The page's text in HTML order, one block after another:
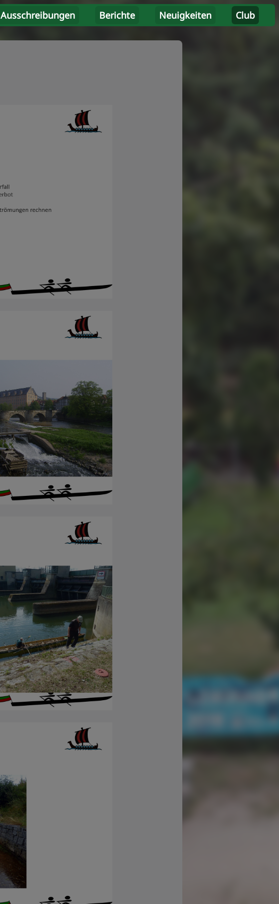
Ausschreibungen Berichte Neuigkeiten Club